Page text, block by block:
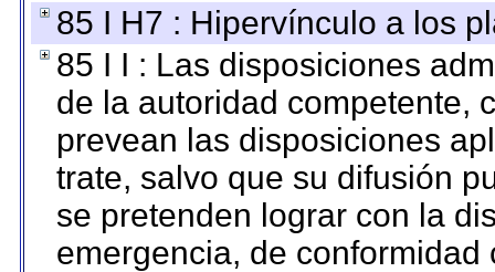
85 I H7 : Hipervínculo a los
85 I I : Las disposiciones
de la autoridad competente,
prevean las disposiciones
trate, salvo que su difusión
se pretenden lograr con la
emergencia, de